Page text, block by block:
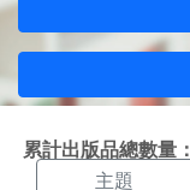
累計出版品總數量
施政搜
主題